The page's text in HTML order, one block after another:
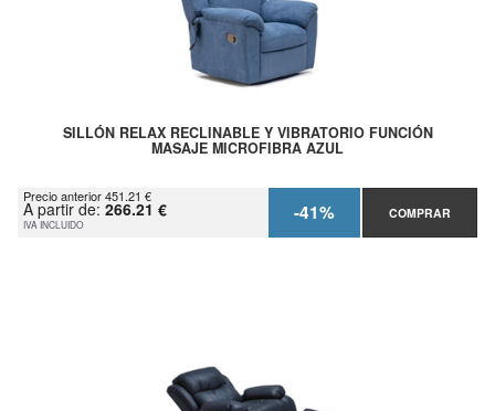
SILLÓN RELAX RECLINABLE Y VIBRATORIO FUNCIÓN
MASAJE MICROFIBRA AZUL
Precio anterior 451.21 €
A partir de: 266.21 €
IVA INCLUIDO -41% COMPRAR